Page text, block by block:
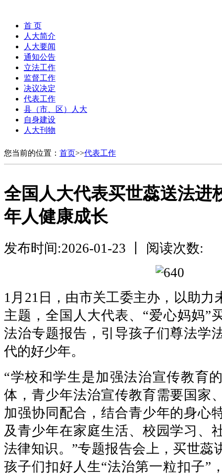
首 页
人大简介
人大要闻
通知公告
立法工作
监督工作
决议决定
代表工作
县（市、区）人大
自身建设
人大刊物
您当前的位置： 首页>>代表工作
全国人大代表买世蕊送法进
年人健康成长
发布时间:2026-01-23 丨 阅读次数:
1月21日，由市关工委主办，以助力
主题，全国人大代表、“爱心妈妈”
法治专题报告，引导孩子们尊法学
代的好少年。
“学校和学生是加强法治宣传教育
体，青少年法治宣传教育需要国家
加强协同配合，结合青少年的身心
及青少年在家庭生活、校园学习、
法律知识。”专题报告会上，买世蕊
孩子们扣好人生“法治第一粒扣子”